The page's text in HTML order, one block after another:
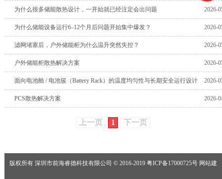
2026-
为什么很多储能散热设计，一开始就已经注定会出问题
2026-
为什么储能设备运行6–12个月后问题开始集中爆发？
2026-
滤网堵塞后，户外储能柜为什么温升突然失控？
2026-
户外储能柜散热解决方案
2026-
面向电池舱 / 电池簇（Battery Rack）的温度均匀性与长期安全运行设计
2026-
PCS散热解决方案
上一页 1 下一页
版权所有 深圳市前海睿德科技有限公司 © 2016-2019 粤ICP备17000725号 网站建